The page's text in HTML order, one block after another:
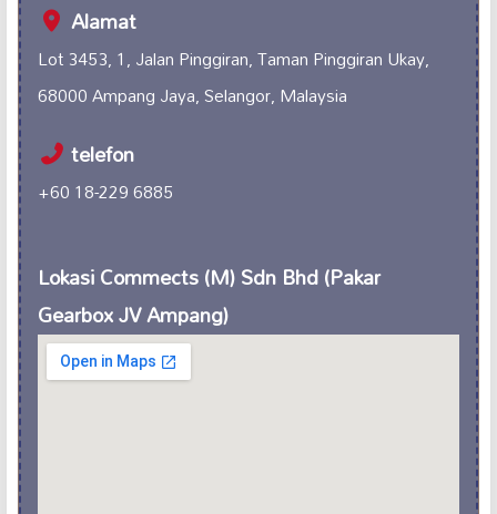
Alamat
Lot 3453, 1, Jalan Pinggiran, Taman Pinggiran Ukay,
68000 Ampang Jaya, Selangor, Malaysia
telefon
+60 18-229 6885
Lokasi Commects (M) Sdn Bhd (Pakar
Gearbox JV Ampang)